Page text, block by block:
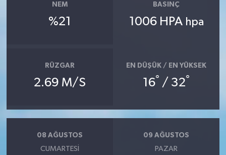
NEM
%21
BASINÇ
1006 HPA hpa
RÜZGAR
2.69 M/S
EN DÜŞÜK / EN YÜKSEK
16° / 32°
08 AĞUSTOS
CUMARTESI
09 AĞUSTOS
PAZAR